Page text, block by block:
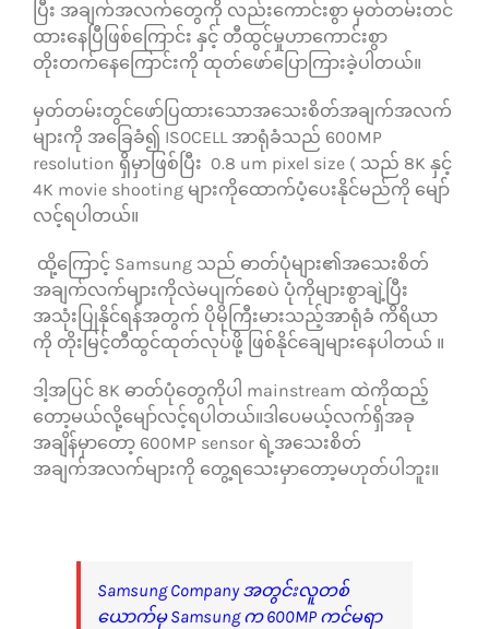
ပြီး အချက်အလက်တွေကို လည်းကောင်းစွာ မှတ်တမ်းတင်
ထားနေပြီဖြစ်ကြောင်း နှင့် တီထွင်မှုဟာကောင်းစွာ
တိုးတက်နေကြောင်းကို ထုတ်ဖော်ပြောကြားခဲ့ပါတယ်။
မှတ်တမ်းတွင်ဖော်ပြထားသောအသေးစိတ်အချက်အလက်
များကို အခြေခံ၍ ISOCELL အာရုံခံသည် 600MP
resolution ရှိမှာဖြစ်ပြီး 0.8 um pixel size ( သည် 8K နှင့်
4K movie shooting များကိုထောက်ပံ့ပေးနိုင်မည်ကို မျော်
လင့်ရပါတယ်။
ထို့ကြောင့် Samsung သည် ဓာတ်ပုံများ၏အသေးစိတ်
အချက်လက်များကိုလဲမပျက်စေပဲ ပုံကိုများစွာချဲ့ပြီး
အသုံးပြုနိုင်ရန်အတွက် ပိုမိုကြီးမားသည့်အာရုံခံ ကိရိယာ
ကို တိုးမြင့်တီထွင်ထုတ်လုပ်ဖို့ ဖြစ်နိုင်ချေများနေပါတယ် ။
ဒါ့အပြင် 8K ဓာတ်ပုံတွေကိုပါ mainstream ထဲကိုထည့်
တော့မယ်လို့မျော်လင့်ရပါတယ်။ဒါပေမယ့်လက်ရှိအခု
အချိန်မှာတော့ 600MP sensor ရဲ့အသေးစိတ်
အချက်အလက်များကို တွေ့ရသေးမှာတော့မဟုတ်ပါဘူး။
Samsung Company အတွင်းလူတစ်
ယောက်မှ Samsung က 600MP ကင်မရာ